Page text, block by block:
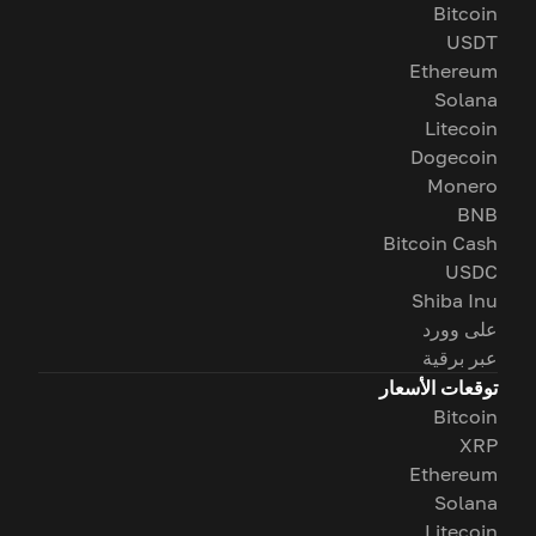
Bitcoin
USDT
Ethereum
Solana
Litecoin
Dogecoin
Monero
BNB
Bitcoin Cash
USDC
Shiba Inu
على وورد
عبر برقية
توقعات الأسعار
Bitcoin
XRP
Ethereum
Solana